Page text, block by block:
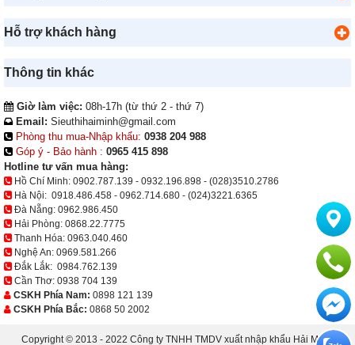
Hỗ trợ khách hàng
Thông tin khác
Giờ làm việc: 08h-17h (từ thứ 2 - thứ 7)
Email: Sieuthihaiminh@gmail.com
Phòng thu mua-Nhập khẩu: 0938 204 988
Góp ý - Bảo hành : 0965 415 898
Hotline tư vấn mua hàng:
Hồ Chí Minh: 0902.787.139 - 0932.196.898 - (028)3510.2786
Hà Nội: 0918.486.458 - 0962.714.680 - (024)3221.6365
Đà Nẵng: 0962.986.450
Hải Phòng: 0868.22.7775
Thanh Hóa: 0963.040.460
Nghệ An: 0969.581.266
Đắk Lắk: 0984.762.139
Cần Thơ: 0938 704 139
CSKH Phía Nam: 0898 121 139
CSKH Phía Bắc: 0868 50 2002
Copyright © 2013 - 2022 Công ty TNHH TMDV xuất nhập khẩu Hải Minh.